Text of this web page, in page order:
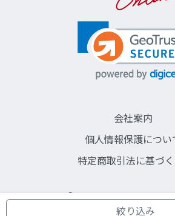
絞り込み
会社案内
個人情報保護につい
特定商取引法に基づ
©SINGLE LIFE
株式会社シングルライフコミュニ